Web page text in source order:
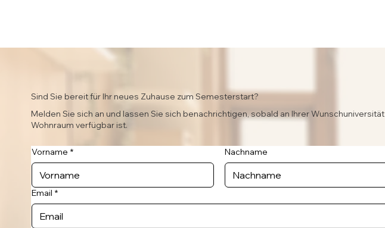
Sind Sie bereit für Ihr neues Zuhause zum Semesterstart?
Melden Sie sich an und lassen Sie sich benachrichtigen, sobald an Ihrer Wunschuniversität
Wohnraum verfügbar ist.
Vorname * Nachname
Email *